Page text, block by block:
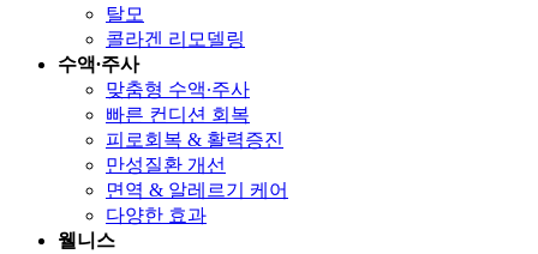
탈모
콜라겐 리모델링
수액∙주사
맞춤형 수액∙주사
빠른 컨디션 회복
피로회복 & 활력증진
만성질환 개선
면역 & 알레르기 케어
다양한 효과
웰니스